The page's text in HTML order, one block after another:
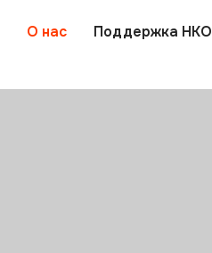
О нас Поддержка НКО